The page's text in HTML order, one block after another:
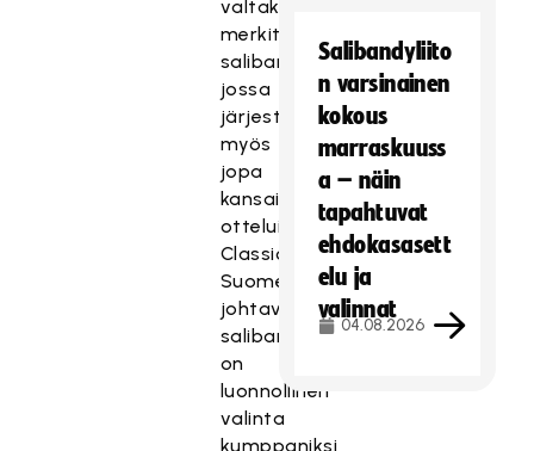
valtakunnallisesti
merkittävä
salibandykeskus,
jossa
järjestetään
myös
jopa
kansainvälisiä
otteluita.
Classic
Suomen
johtavana
salibandyseurana
on
luonnollinen
valinta
kumppaniksi
Salibandyliito
n varsinainen
kokous
marraskuuss
a – näin
tapahtuvat
ehdokasasett
elu ja
valinnat
04.08.2026